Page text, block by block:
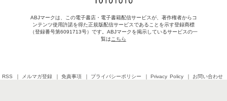
ABJマークは、この電子書店・電子書籍配信サービスが、著作権者からコ
ンテンツ使用許諾を得た正規版配信サービスであることを示す登録商標
（登録番号第6091713号）です。ABJマークを掲示しているサービスの一
覧はこちら
RSS メルマガ登録 免責事項 プライバシーポリシー Privacy Policy お問い合わせ